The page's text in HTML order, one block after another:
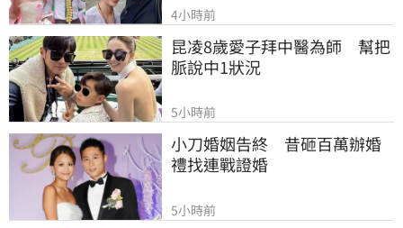
4小時前
昆凌8歲愛子拜中醫為師　幫把
脈說中1狀況
5小時前
小刀婚姻告終　昔砸百萬辦婚
禮找連戰證婚
5小時前